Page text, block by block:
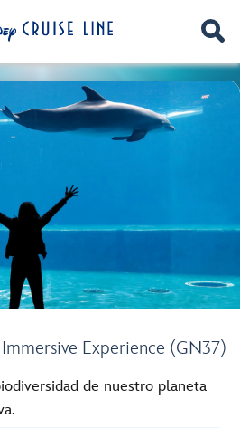
Experience (GN37)
de nuestro planeta